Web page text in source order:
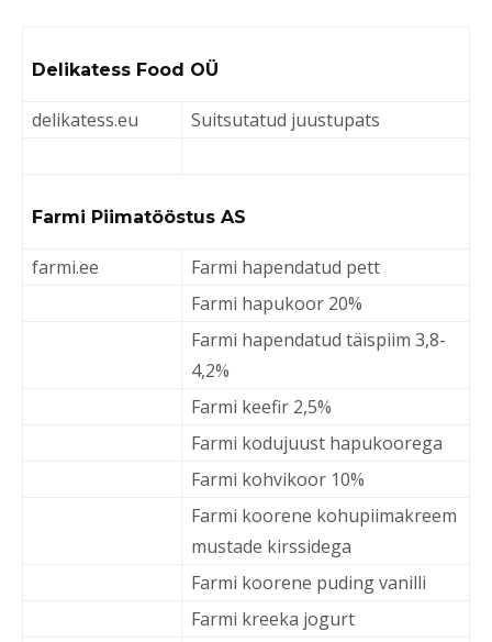
Delikatess Food OÜ
delikatess.eu Suitsutatud juustupats
Farmi Piimatööstus AS
farmi.ee
Farmi hapendatud pett
Farmi hapukoor 20%
Farmi hapendatud täispiim 3,8-
4,2%
Farmi keefir 2,5%
Farmi kodujuust hapukoorega
Farmi kohvikoor 10%
Farmi koorene kohupiimakreem
mustade kirssidega
Farmi koorene puding vanilli
Farmi kreeka jogurt